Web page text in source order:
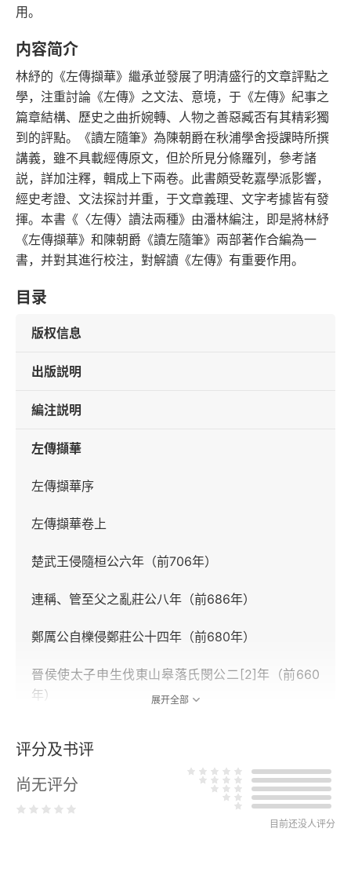
用。
内容简介
林紓的《左傳擷華》繼承並發展了明清盛行的文章評點之
學，注重討論《左傳》之文法、意境，于《左傳》紀事之
篇章結構、歷史之曲折婉轉、人物之善惡臧否有其精彩獨
到的評點。《讀左隨筆》為陳朝爵在秋浦學舍授課時所撰
講義，雖不具載經傳原文，但於所見分條羅列，參考諸
説，詳加注釋，輯成上下兩卷。此書頗受乾嘉學派影響，
經史考證、文法探討并重，于文章義理、文字考據皆有發
揮。本書《〈左傳〉讀法兩種》由潘林編注，即是將林紓
《左傳擷華》和陳朝爵《讀左隨筆》兩部著作合編為一
書，并對其進行校注，對解讀《左傳》有重要作用。
目录
版权信息
出版説明
編注説明
左傳擷華
左傳擷華序
左傳擷華卷上
楚武王侵隨桓公六年（前706年）
連稱、管至父之亂莊公八年（前686年）
鄭厲公自櫟侵鄭莊公十四年（前680年）
晉侯使太子申生伐東山皋落氏閔公二[2]年（前660
年）
管仲斥鄭子華僖公七年（前653年）
陰飴甥會秦伯僖公十五年（前645年）
展开全部
评分及书评
尚无评分
目前还没人评分